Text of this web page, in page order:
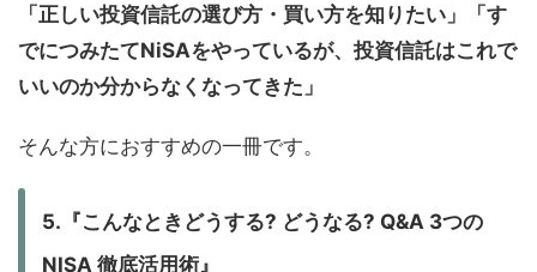
「正しい投資信託の選び方・買い方を知りたい」「す
でにつみたてNiSAをやっているが、投資信託はこれで
いいのか分からなくなってきた」
そんな方におすすめの一冊です。
5.『こんなときどうする? どうなる? Q&A 3つの
NISA 徹底活用術』